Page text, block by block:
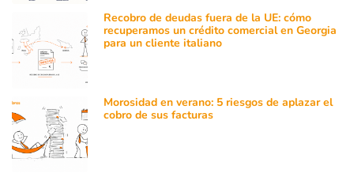
Recobro de deudas fuera de la UE: cómo
recuperamos un crédito comercial en Georgia
para un cliente italiano
Morosidad en verano: 5 riesgos de aplazar el
cobro de sus facturas